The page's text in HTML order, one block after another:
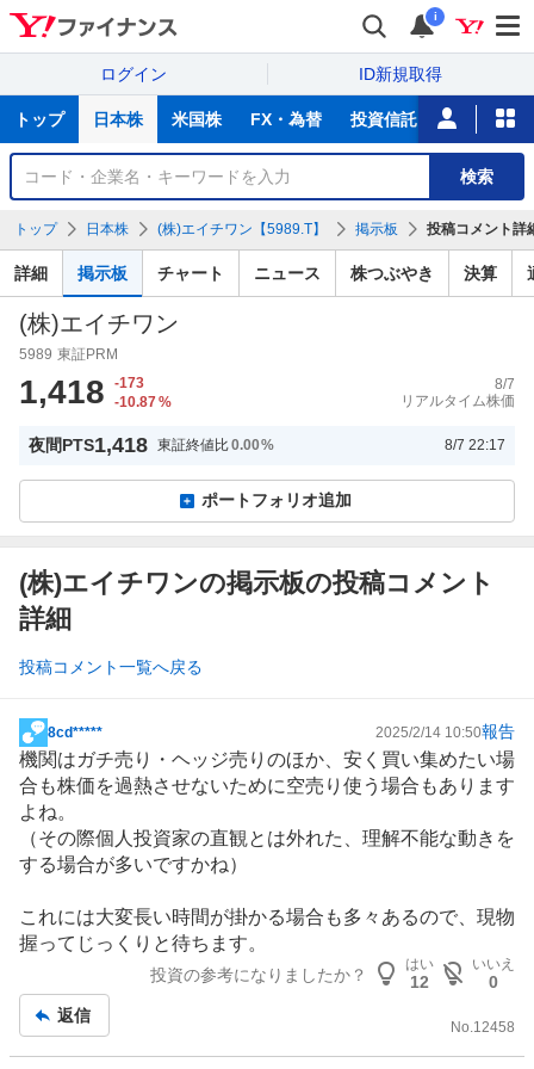
i
ログイン ID新規取得
サ
トップ 日本株 米国株 FX・為替 投資信託 ニュース
銘
検
索
検索
トップ 日本株 (株)エイチワン【5989.T】 掲示板 投稿コメント詳
詳細 掲示板 チャート ニュース 株つぶやき 決算
(株)エイチワン
5989 東証PRM
1,418
-173
-10.87%
8/7
リアルタイム株価
夜間PTS1,418 東証終値比0.00% 8/7 22:17
ポートフォリオ追加
(株)エイチワンの掲示板の投稿コメント
詳細
投稿コメント一覧へ戻る
掲
示
板
記
事
8cd***** 2025/2/14 10:50報告
機関はガチ売り・ヘッジ売りのほか、安く買い集めたい場
合も株価を過熱させないために空売り使う場合もあります
よね。
（その際個人投資家の直観とは外れた、理解不能な動きを
する場合が多いですかね）
これには大変長い時間が掛かる場合も多々あるので、現物
握ってじっくりと待ちます。
投資の参考になりましたか？
はい
12
いいえ
0
返信
No.12458